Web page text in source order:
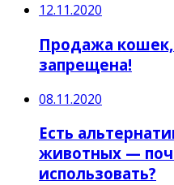
12.11.2020
Продажа кошек,
запрещена!
08.11.2020
Есть
животных —
использовать?